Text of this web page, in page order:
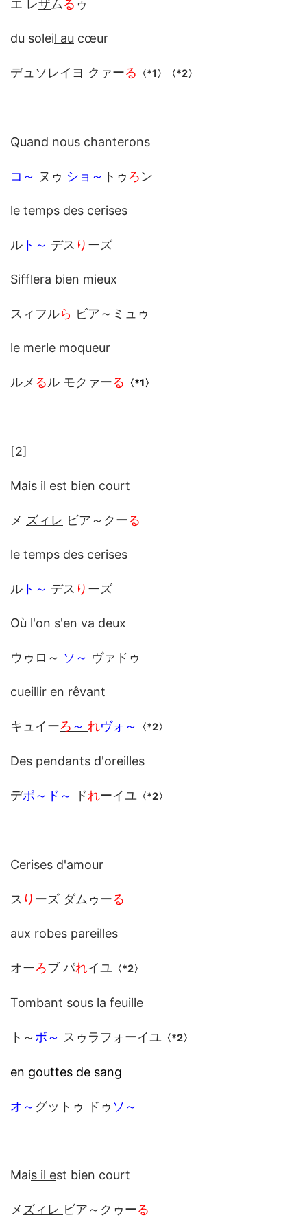
エ レザムる ゥ
du soleil au cœur
デュソレイ ヨ クァーる 〈*1〉〈*2〉
Quand nous chanterons
コ～ ヌゥ ショ～ トゥ ろン
le temps des cerises
ル ト～ デス り ーズ
Sifflera bien mieux
スィフルら ビア～ミュゥ
le merle moqueur
ルメ るル モクァーる 〈*1〉
[2]
Mais il est bien court
メ ズィレ ビア～クーる
le temps des cerises
ル ト～ デス り ーズ
Où l'on s'en va deux
ウゥロ～ ソ～ ヴァドゥ
cueillir en rêvant
キュイーろ ～ れヴォ～ 〈*2〉
Des pendants d'oreilles
デポ～ド～ ドれーイユ 〈*2〉
Cerises d'amour
ス り ーズ ダムゥーる
aux robes pareilles
オーろブ パれイユ 〈*2〉
Tombant sous la feuille
ト～ ボ～ スゥラフォーイユ 〈*2〉
en gouttes de sang
オ～ グットゥ ドゥ ソ～
Mais il est bien court
メ ズィレ ビア～クゥーる